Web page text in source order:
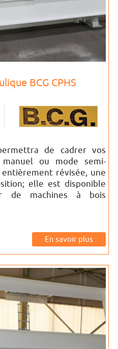
BCG CPHS
de cadrer vos
ou mode semi-
révisée, une
elle est disponible
de machines à bois
En savoir plus